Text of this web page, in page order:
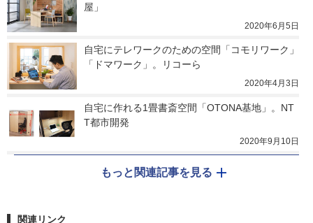
屋」
2020年6月5日
自宅にテレワークのための空間「コモリワーク」
「ドマワーク」。リコーら
2020年4月3日
自宅に作れる1畳書斎空間「OTONA基地」。NT
T都市開発
2020年9月10日
もっと関連記事を見る
関連リンク